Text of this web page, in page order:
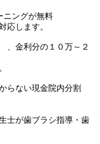
ニングが無料
応します。
、金利分の１０万～２
らない現金院内分割
士が歯ブラシ指導・歯